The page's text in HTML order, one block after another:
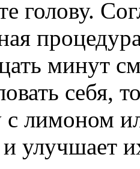
голову.
минут
себя,
лимоном
улучшает